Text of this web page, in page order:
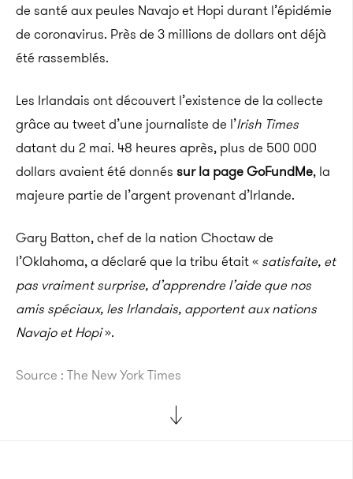
de santé aux peules Navajo et Hopi durant l’épidémie
de coronavirus. Près de 3 millions de dollars ont déjà
été rassemblés.
Les Irlandais ont découvert l’existence de la collecte
grâce au tweet d’une journaliste de l’Irish Times
datant du 2 mai. 48 heures après, plus de 500 000
dollars avaient été donnés sur la page GoFundMe, la
majeure partie de l’argent provenant d’Irlande.
Gary Batton, chef de la nation Choctaw de
l’Oklahoma, a déclaré que la tribu était « satisfaite, et
pas vraiment surprise, d’apprendre l’aide que nos
amis spéciaux, les Irlandais, apportent aux nations
Navajo et Hopi».
Source : The New York Times